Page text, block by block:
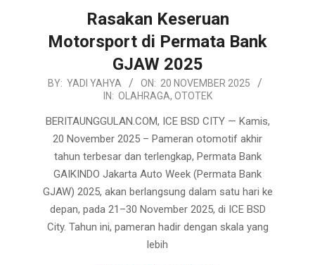
Rasakan Keseruan
Motorsport di Permata Bank
GJAW 2025
2025-
20
BY: YADI YAHYA ON: 20 NOVEMBER 2025
IN: OLAHRAGA, OTOTEK
BERITAUNGGULAN.COM, ICE BSD CITY — Kamis,
20 November 2025 – Pameran otomotif akhir
tahun terbesar dan terlengkap, Permata Bank
GAIKINDO Jakarta Auto Week (Permata Bank
GJAW) 2025, akan berlangsung dalam satu hari ke
depan, pada 21–30 November 2025, di ICE BSD
City. Tahun ini, pameran hadir dengan skala yang
lebih